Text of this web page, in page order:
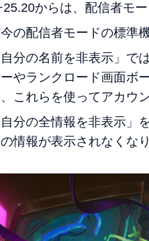
25.20からは、配信者モ
の配信者モードの標準
自分の名前を非表示」で
ーやランクロード画面ボ
これらを使ってアカウ
自分の全情報を非表示
情報が表示されなくなり